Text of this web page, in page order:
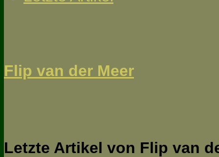
Flip van der Meer
Letzte Artikel von Flip van